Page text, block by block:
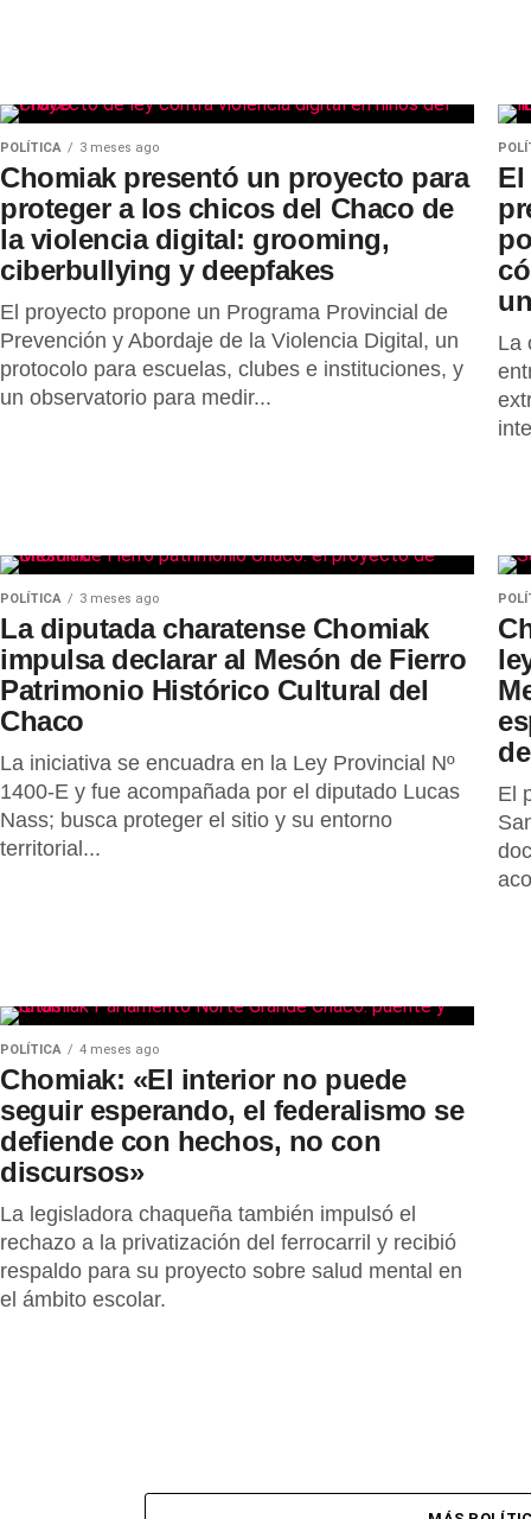
POLÍTICA 3 meses ago
Chomiak presentó un proyecto para
proteger a los chicos del Chaco de
la violencia digital: grooming,
ciberbullying y deepfakes
El proyecto propone un Programa Provincial de
Prevención y Abordaje de la Violencia Digital, un
protocolo para escuelas, clubes e instituciones, y
un observatorio para medir...
El
La
POLÍTICA 3 meses ago
La diputada charatense Chomiak
impulsa declarar al Mesón de Fierro
Patrimonio Histórico Cultural del
Chaco
La iniciativa se encuadra en la Ley Provincial Nº
1400-E y fue acompañada por el diputado Lucas
Nass; busca proteger el sitio y su entorno
territorial...
El
POLÍTICA 4 meses ago
Chomiak: «El interior no puede
seguir esperando, el federalismo se
defiende con hechos, no con
discursos»
La legisladora chaqueña también impulsó el
rechazo a la privatización del ferrocarril y recibió
respaldo para su proyecto sobre salud mental en
el ámbito escolar.